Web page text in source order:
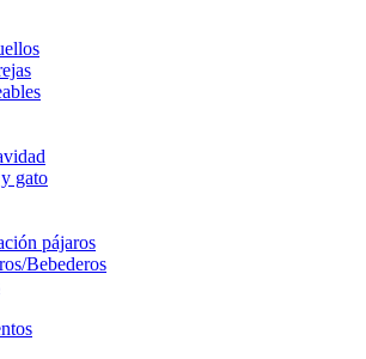
gato
pájaros
Bebederos